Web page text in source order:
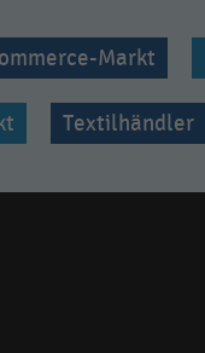
Markt
Textilhändler